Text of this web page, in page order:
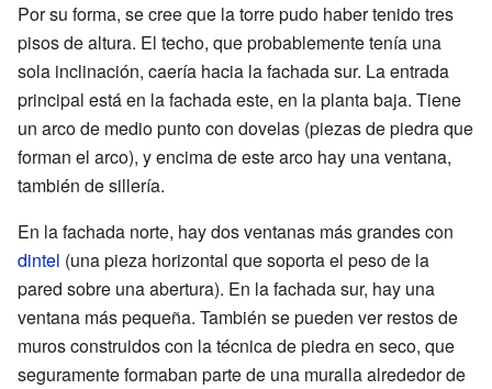
Por su forma, se cree que la torre pudo haber tenido tres
pisos de altura. El techo, que probablemente tenía una
sola inclinación, caería hacia la fachada sur. La entrada
principal está en la fachada este, en la planta baja. Tiene
un arco de medio punto con dovelas (piezas de piedra que
forman el arco), y encima de este arco hay una ventana,
también de sillería.
En la fachada norte, hay dos ventanas más grandes con
dintel (una pieza horizontal que soporta el peso de la
pared sobre una abertura). En la fachada sur, hay una
ventana más pequeña. También se pueden ver restos de
muros construidos con la técnica de piedra en seco, que
seguramente formaban parte de una muralla alrededor de